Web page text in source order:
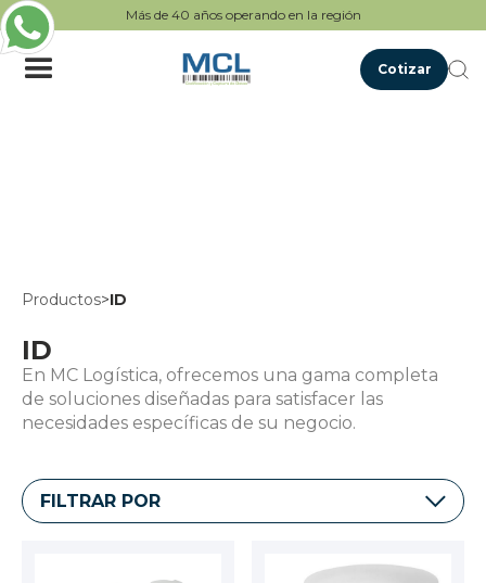
Más de 40 años operando en la región
Cotizar
Productos>ID
ID
En MC Logística, ofrecemos una gama completa
de soluciones diseñadas para satisfacer las
necesidades específicas de su negocio.
FILTRAR POR